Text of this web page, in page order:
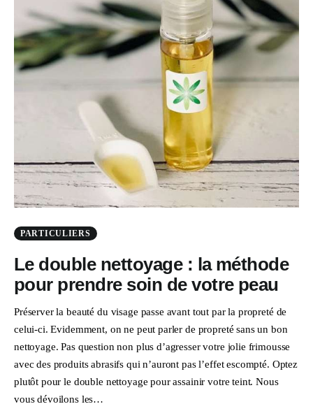
Rapport 2021
L’Annuaire
PARTICULIERS
Le double nettoyage : la méthode
pour prendre soin de votre peau
Préserver la beauté du visage passe avant tout par la propreté de
celui-ci. Evidemment, on ne peut parler de propreté sans un bon
nettoyage. Pas question non plus d’agresser votre jolie frimousse
avec des produits abrasifs qui n’auront pas l’effet escompté. Optez
plutôt pour le double nettoyage pour assainir votre teint. Nous
vous dévoilons les…